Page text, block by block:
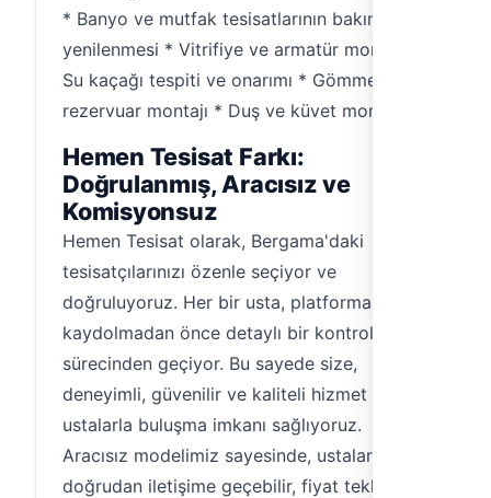
* Banyo ve mutfak tesisatlarının bakımı ve
yenilenmesi * Vitrifiye ve armatür montajı *
Su kaçağı tespiti ve onarımı * Gömme
rezervuar montajı * Duş ve küvet montajı
Hemen Tesisat Farkı:
Doğrulanmış, Aracısız ve
Komisyonsuz
Hemen Tesisat olarak, Bergama'daki
tesisatçılarınızı özenle seçiyor ve
doğruluyoruz. Her bir usta, platforma
kaydolmadan önce detaylı bir kontrol
sürecinden geçiyor. Bu sayede size,
deneyimli, güvenilir ve kaliteli hizmet sunan
ustalarla buluşma imkanı sağlıyoruz.
Aracısız modelimiz sayesinde, ustalarla
doğrudan iletişime geçebilir, fiyat tekliflerini